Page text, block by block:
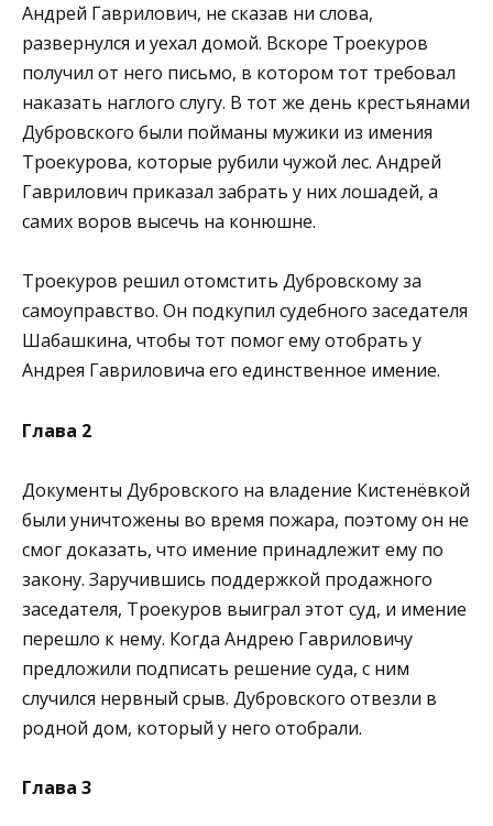
Андрей Гаврилович, не сказав ни слова,
развернулся и уехал домой. Вскоре Троекуров
получил от него письмо, в котором тот требовал
наказать наглого слугу. В тот же день крестьянами
Дубровского были пойманы мужики из имения
Троекурова, которые рубили чужой лес. Андрей
Гаврилович приказал забрать у них лошадей, а
самих воров высечь на конюшне.
Троекуров решил отомстить Дубровскому за
самоуправство. Он подкупил судебного заседателя
Шабашкина, чтобы тот помог ему отобрать у
Андрея Гавриловича его единственное имение.
Глава 2
Документы Дубровского на владение Кистенёвкой
были уничтожены во время пожара, поэтому он не
смог доказать, что имение принадлежит ему по
закону. Заручившись поддержкой продажного
заседателя, Троекуров выиграл этот суд, и имение
перешло к нему. Когда Андрею Гавриловичу
предложили подписать решение суда, с ним
случился нервный срыв. Дубровского отвезли в
родной дом, который у него отобрали.
Глава 3